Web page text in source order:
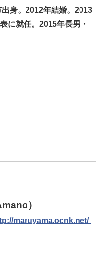
身。2012年結婚。2013
に就任。2015年長男・
）
maruyama.ocnk.net/